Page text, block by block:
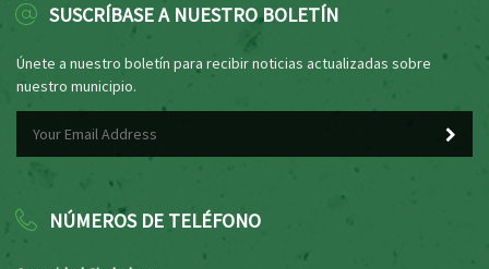
SUSCRÍBASE A NUESTRO BOLETÍN
Únete a nuestro boletín para recibir noticias actualizadas sobre
nuestro municipio.
NÚMEROS DE TELÉFONO